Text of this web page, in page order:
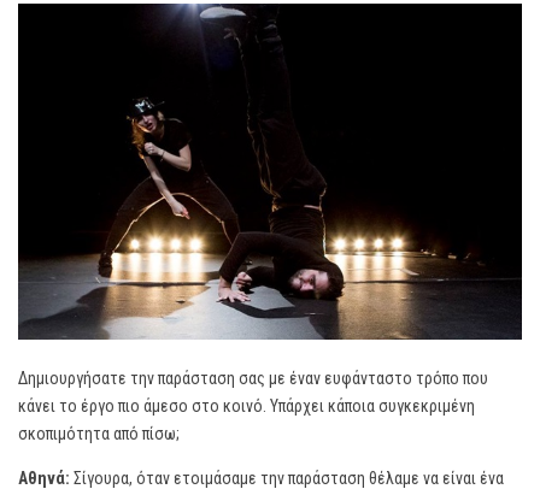
Δημιουργήσατε την παράσταση σας με έναν ευφάνταστο τρόπο που
κάνει το έργο πιο άμεσο στο κοινό. Υπάρχει κάποια συγκεκριμένη
σκοπιμότητα από πίσω;
Αθηνά: Σίγουρα, όταν ετοιμάσαμε την παράσταση θέλαμε να είναι ένα